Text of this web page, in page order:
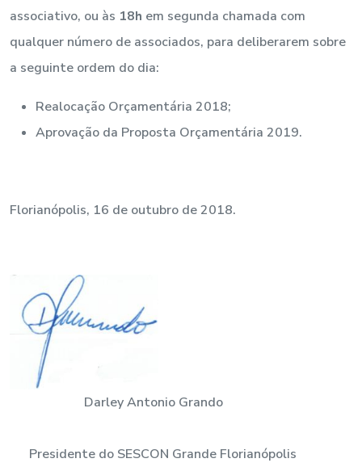
associativo, ou às 18h em segunda chamada com
qualquer número de associados, para deliberarem sobre
a seguinte ordem do dia:
Realocação Orçamentária 2018;
Aprovação da Proposta Orçamentária 2019.
Florianópolis, 16 de outubro de 2018.
Darley Antonio Grando
Presidente do SESCON Grande Florianópolis